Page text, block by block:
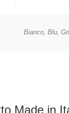
Bianco, Blu,
Made in